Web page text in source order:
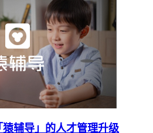
辅导」的人才管理升级